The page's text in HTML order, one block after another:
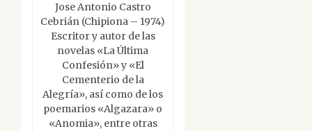
Jose Antonio Castro
Cebrián (Chipiona – 1974)
Escritor y autor de las
novelas «La Última
Confesión» y «El
Cementerio de la
Alegría», así como de los
poemarios «Algazara» o
«Anomia», entre otras